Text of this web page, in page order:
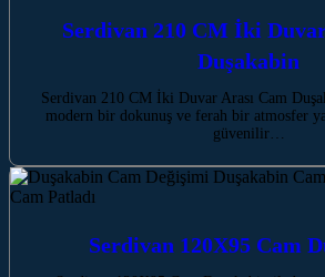
Serdivan 210 CM İki
Duşakabin
Serdivan 210 CM İki Duvar Arası Cam
modern bir dokunuş ve ferah bir atmosfer
güvenilir…
Serdivan 120X95 Cam